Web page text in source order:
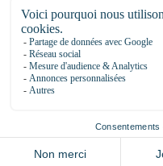
14 RUE DE
01